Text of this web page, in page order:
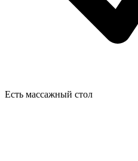
Есть массажный стол